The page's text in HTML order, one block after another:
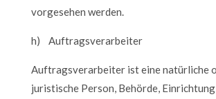
vorgesehen werden.
h) Auftragsverarbeiter
Auftragsverarbeiter ist eine natürliche
juristische Person, Behörde,